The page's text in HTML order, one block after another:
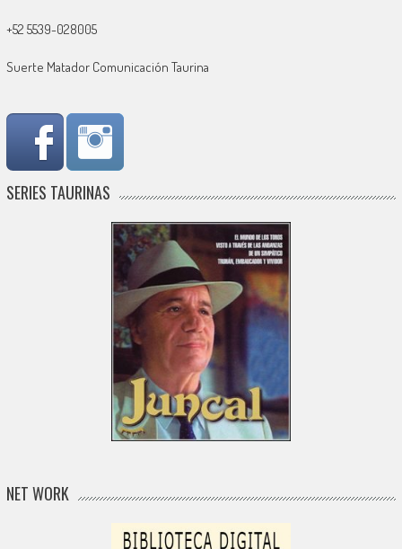
+52 5539-028005
Suerte Matador Comunicación Taurina
SERIES TAURINAS
NET WORK